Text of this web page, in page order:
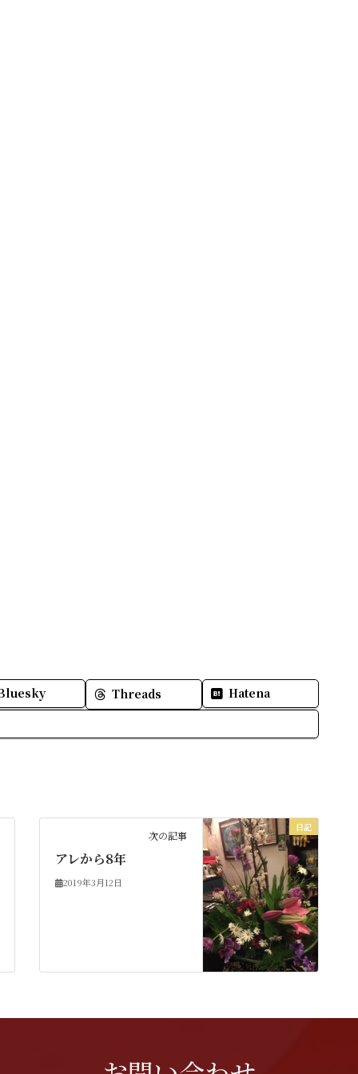
Threads Hatena
日記
次の記事
アレから8年
2019年3月12日